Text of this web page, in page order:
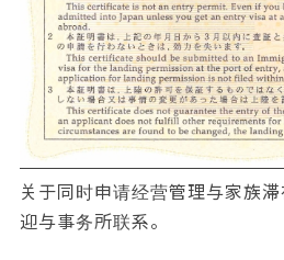
关于同时申请经营管理与家族
迎与事务所联系。